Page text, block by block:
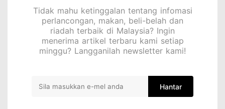
Tidak mahu ketinggalan tentang infomasi
perlancongan, makan, beli-belah dan
riadah terbaik di Malaysia? Ingin
menerima artikel terbaru kami setiap
minggu? Langganilah newsletter kami!
Hantar